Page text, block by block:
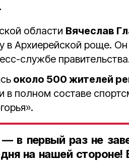
области Вячеслав
в Архиерейской роще.
службе
около 500 жителей
в полном составе
в первый раз не
на нашей стороне!